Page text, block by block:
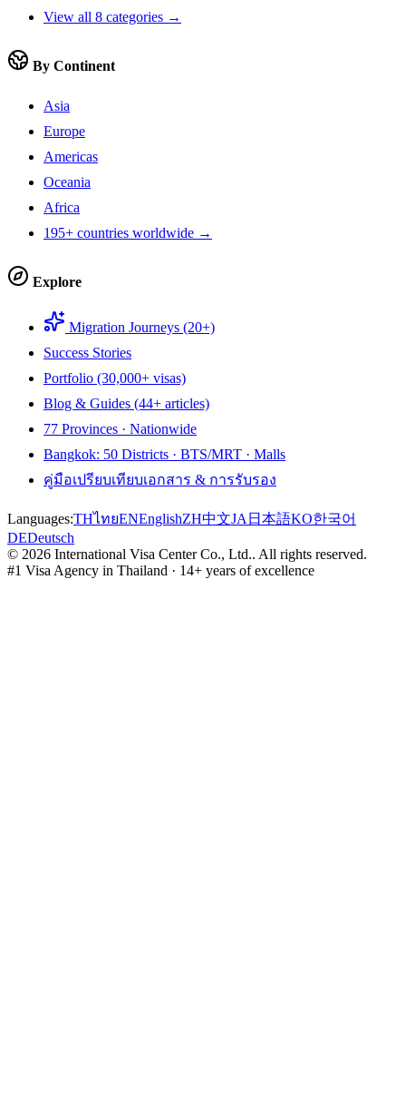
View all 8 categories →
By Continent
Asia
Europe
Americas
Oceania
Africa
195+ countries worldwide →
Explore
Migration Journeys (20+)
Success Stories
Portfolio (30,000+ visas)
Blog & Guides (44+ articles)
77 Provinces · Nationwide
Bangkok: 50 Districts · BTS/MRT · Malls
คู่มือเปรียบเทียบเอกสาร & การรับรอง
Languages:THไทยENEnglishZH中文JA 日本語KO한국어
DEDeutsch
© 2026 International Visa Center Co., Ltd.. All rights reserved.
#1 Visa Agency in Thailand · 14+ years of excellence